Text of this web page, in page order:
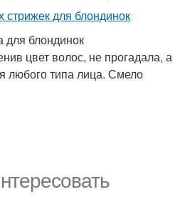
для блондинок
цвет волос, не прогадала, а
любого типа лица. Смело